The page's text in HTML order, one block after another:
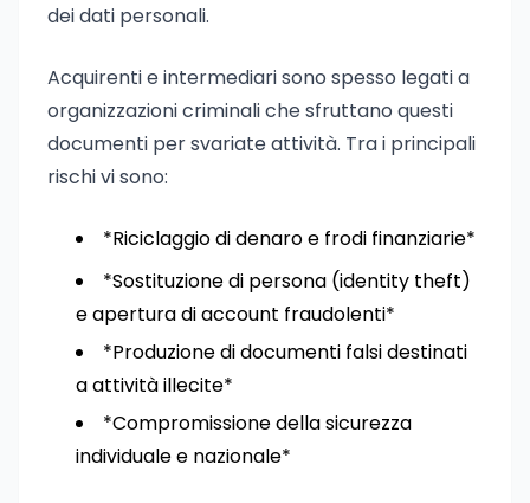
dei dati personali.
Acquirenti e intermediari sono spesso legati a
organizzazioni criminali che sfruttano questi
documenti per svariate attività. Tra i principali
rischi vi sono:
*Riciclaggio di denaro e frodi finanziarie*
*Sostituzione di persona (identity theft)
e apertura di account fraudolenti*
*Produzione di documenti falsi destinati
a attività illecite*
*Compromissione della sicurezza
individuale e nazionale*